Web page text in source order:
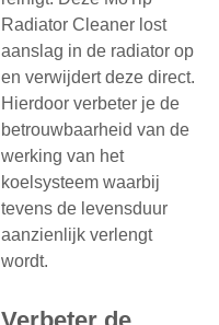
Radiator Cleaner lost
aanslag in de radiator op
en verwijdert deze direct.
Hierdoor verbeter je de
betrouwbaarheid van de
werking van het
koelsysteem waarbij
tevens de levensduur
aanzienlijk verlengt
wordt.